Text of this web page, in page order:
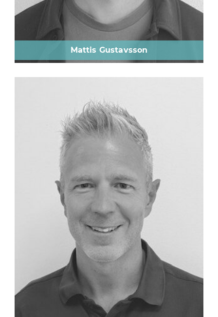
Mattis Gustavsson